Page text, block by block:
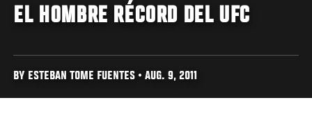
EL HOMBRE RÉCORD DEL UFC
BY ESTEBAN TOME FUENTES • AUG. 9, 2011